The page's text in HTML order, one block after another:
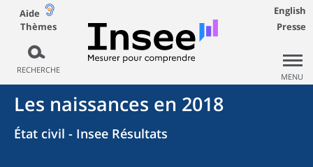
Aide
Thèmes
RECHERCHE
English
Presse
MENU
Les naissances en 2018
État civil - Insee Résultats